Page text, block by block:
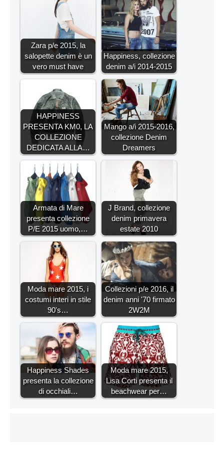
Zara p/e 2015, la
salopette denim è un
vero must have
Happiness, collezione
denim a/i 2014-2015
HAPPINESS
PRESENTA KM0, LA
COLLEZIONE
DEDICATA ALLA…
Mango a/i 2015-2016,
collezione Denim
Dreamers
Armata di Mare
presenta collezione
P/E 2015 uomo,…
J Brand, collezione
denim primavera
estate 2010
Moda mare 2015, i
costumi interi in stile
90's…
Collezioni p/e 2016, il
denim anni '70 firmato
2W2M
Happiness Shades
presenta la collezione
di occhiali…
Moda mare 2015,
Lisa Corti presenta il
beachwear per…